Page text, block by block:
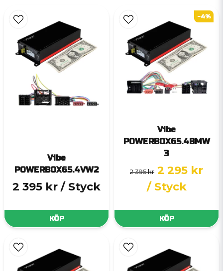
Vibe
POWERBOX65.4VW2
2 395 kr / Styck
KÖP
Vibe
POWERBOX65.4BMW
3
2 395 kr 2 295 kr
/ Styck
KÖP
-4%